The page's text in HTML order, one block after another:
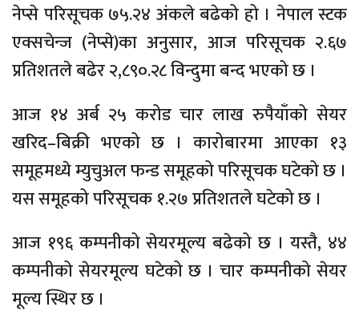
नेप्से परिसूचक ७५.२४ अंकले बढेको हो । नेपाल स्टक
एक्सचेन्ज (नेप्से)का अनुसार, आज परिसूचक २.६७
प्रतिशतले बढेर २,८९०.२८ विन्दुमा बन्द भएको छ ।
आज १४ अर्ब २५ करोड चार लाख रुपैयाँको सेयर
खरिद–बिक्री भएको छ । कारोबारमा आएका १३
समूहमध्ये म्युचुअल फन्ड समूहको परिसूचक घटेको छ ।
यस समूहको परिसूचक १.२७ प्रतिशतले घटेको छ ।
आज १९६ कम्पनीको सेयरमूल्य बढेको छ । यस्तै, ४४
कम्पनीको सेयरमूल्य घटेको छ । चार कम्पनीको सेयर
मूल्य स्थिर छ ।